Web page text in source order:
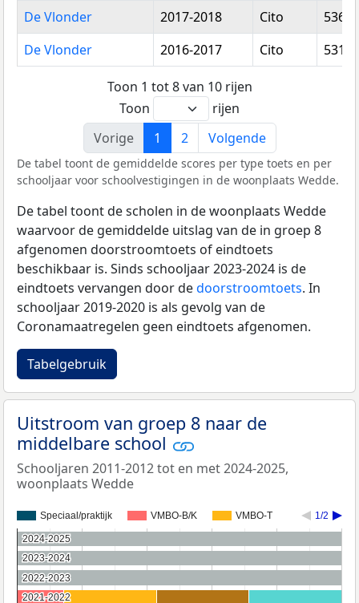
De Vlonder
2017-2018 Cito
De Vlonder
2016-2017 Cito
Toon 1 tot 8 van 10 rijen
Toon
rijen
Vorige
1 2 Volgende
De tabel toont de gemiddelde scores per type toets en per
schooljaar voor schoolvestigingen in de woonplaats Wedde.
De tabel toont de scholen in de woonplaats Wedde
waarvoor de gemiddelde uitslag van de in groep 8
afgenomen doorstroomtoets of eindtoets
beschikbaar is. Sinds schooljaar 2023-2024 is de
eindtoets vervangen door dedoorstroomtoets. In
schooljaar 2019-2020 is als gevolg van de
Coronamaatregelen geen eindtoets afgenomen.
Tabelgebruik
Uitstroom van groep 8 naar de
middelbare school
Schooljaren 2011-2012 tot en met 2024-2025,
woonplaats Wedde
Speciaal/praktijk VMBO-B/K VMBO-T 1/2
2024-2025
2024-2025
2023-2024
2023-2024
2022-2023
2022-2023
2021-2022
2021-2022